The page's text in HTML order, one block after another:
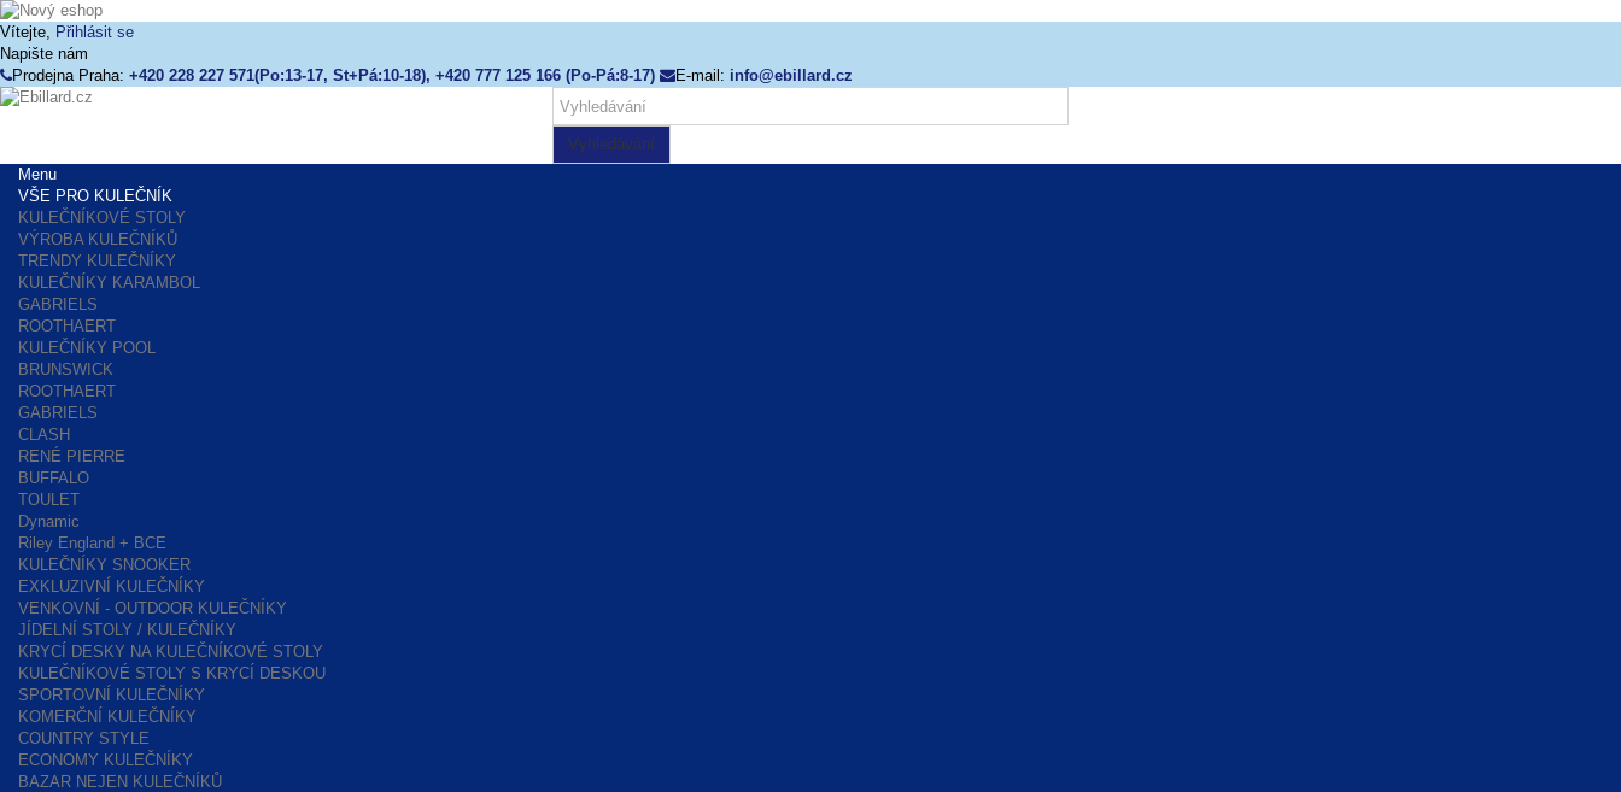
Vítejte, Přihlásit se
Napište nám
Prodejna Praha: +420 228 227 571(Po:13-17, St+Pá:10-18), +420 777 125 166 (Po-Pá:8-17) E-mail: info@ebillard.cz
Vyhledávání
Menu
VŠE PRO KULEČNÍK
KULEČNÍKOVÉ STOLY
VÝROBA KULEČNÍKŮ
TRENDY KULEČNÍKY
KULEČNÍKY KARAMBOL
GABRIELS
ROOTHAERT
KULEČNÍKY POOL
BRUNSWICK
ROOTHAERT
GABRIELS
CLASH
RENÉ PIERRE
BUFFALO
TOULET
Dynamic
Riley England + BCE
KULEČNÍKY SNOOKER
EXKLUZIVNÍ KULEČNÍKY
VENKOVNÍ - OUTDOOR KULEČNÍKY
JÍDELNÍ STOLY / KULEČNÍKY
KRYCÍ DESKY NA KULEČNÍKOVÉ STOLY
KULEČNÍKOVÉ STOLY S KRYCÍ DESKOU
SPORTOVNÍ KULEČNÍKY
KOMERČNÍ KULEČNÍKY
COUNTRY STYLE
ECONOMY KULEČNÍKY
BAZAR NEJEN KULEČNÍKŮ